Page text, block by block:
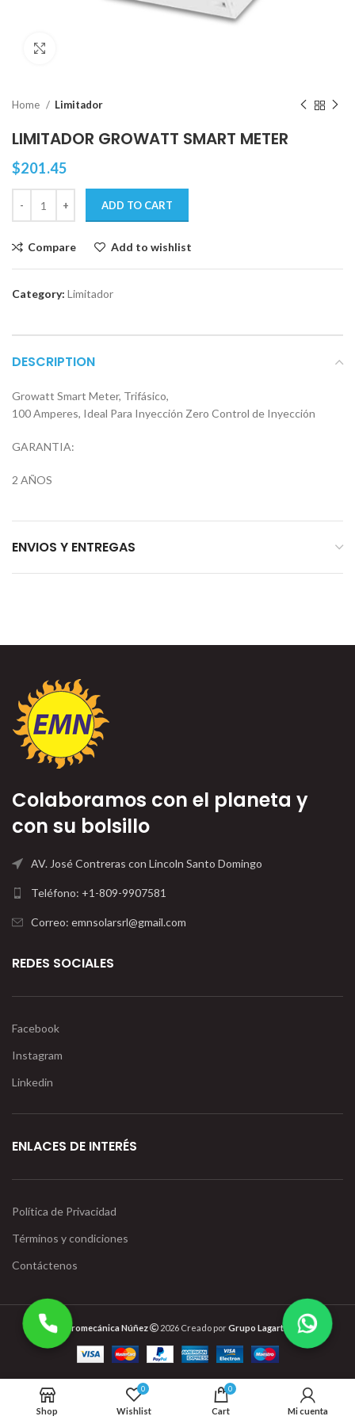
Home Limitador
LIMITADOR GROWATT SMART METER
$201.45
ADD TO CART
Compare Add to wishlist
Category: Limitador
DESCRIPTION
Growatt Smart Meter, Trifásico,
100 Amperes, Ideal Para Inyección Zero Control de Inyección
GARANTIA:
2 AÑOS
ENVIOS Y ENTREGAS
Colaboramos con el planeta y
con su bolsillo
AV. José Contreras con Lincoln Santo Domingo
Teléfono: +1-809-9907581
Correo: emnsolarsrl@gmail.com
REDES SOCIALES
Facebook
Instagram
Linkedin
ENLACES DE INTERÉS
Política de Privacidad
Términos y condiciones
Contáctenos
Electromecánica Núñez 2026 Creado porGrupo Lagartija IT
Shop
0
Wishlist
0
Cart Mi cuenta